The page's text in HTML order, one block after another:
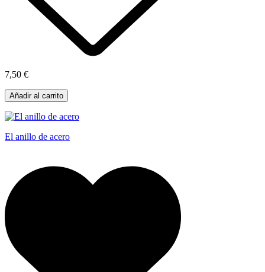
7,50 €
Añadir al carrito
El anillo de acero